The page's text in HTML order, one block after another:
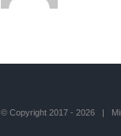
© Copyright 2017 -2026 |